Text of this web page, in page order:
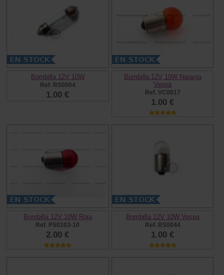
Bombilla 12V 10W
Ref. RS0004
1.00 €
Bombilla 12V 10W Naranja
Vespa
Ref. VC0017
1.00 €
Bombilla 12V 10W Roja
Ref. PS0103-10
2.00 €
Bombilla 12V 10W Vespa
Ref. RS0044
1.00 €